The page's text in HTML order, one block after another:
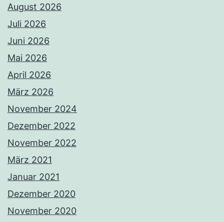
August 2026
Juli 2026
Juni 2026
Mai 2026
April 2026
März 2026
November 2024
Dezember 2022
November 2022
März 2021
Januar 2021
Dezember 2020
November 2020